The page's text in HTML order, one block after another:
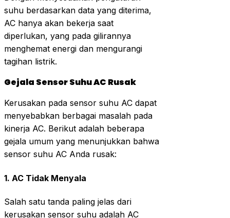
suhu berdasarkan data yang diterima,
AC hanya akan bekerja saat
diperlukan, yang pada gilirannya
menghemat energi dan mengurangi
tagihan listrik.
Gejala Sensor Suhu AC Rusak
Kerusakan pada sensor suhu AC dapat
menyebabkan berbagai masalah pada
kinerja AC. Berikut adalah beberapa
gejala umum yang menunjukkan bahwa
sensor suhu AC Anda rusak:
1. AC Tidak Menyala
Salah satu tanda paling jelas dari
kerusakan sensor suhu adalah AC